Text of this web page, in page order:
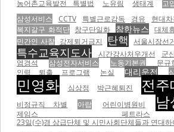
농어촌교육발전 특별법
노유림 생태계 고
삼성서비스
CCTV 특별근로감독 경유 현대
복지갈구 화적단 창구단일화 참한뉴스 대체
민간인 사찰 강제퇴거금지 탄핵 서울시장선
특수교육지도사 시간강사처우개선 군
염경석
삼성전자서비스 노동기본권 문규
인력 퇴출 프로그램
논실 대리운전
민영화 심상정 박근혜퇴진 전주
비정규직 차별 아랍 어린이병원비 남
제임스 페트라스
23일(수)경 상급단체 및 시민사회단체들과 연대